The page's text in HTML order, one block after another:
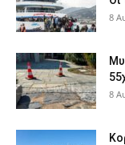
8
8